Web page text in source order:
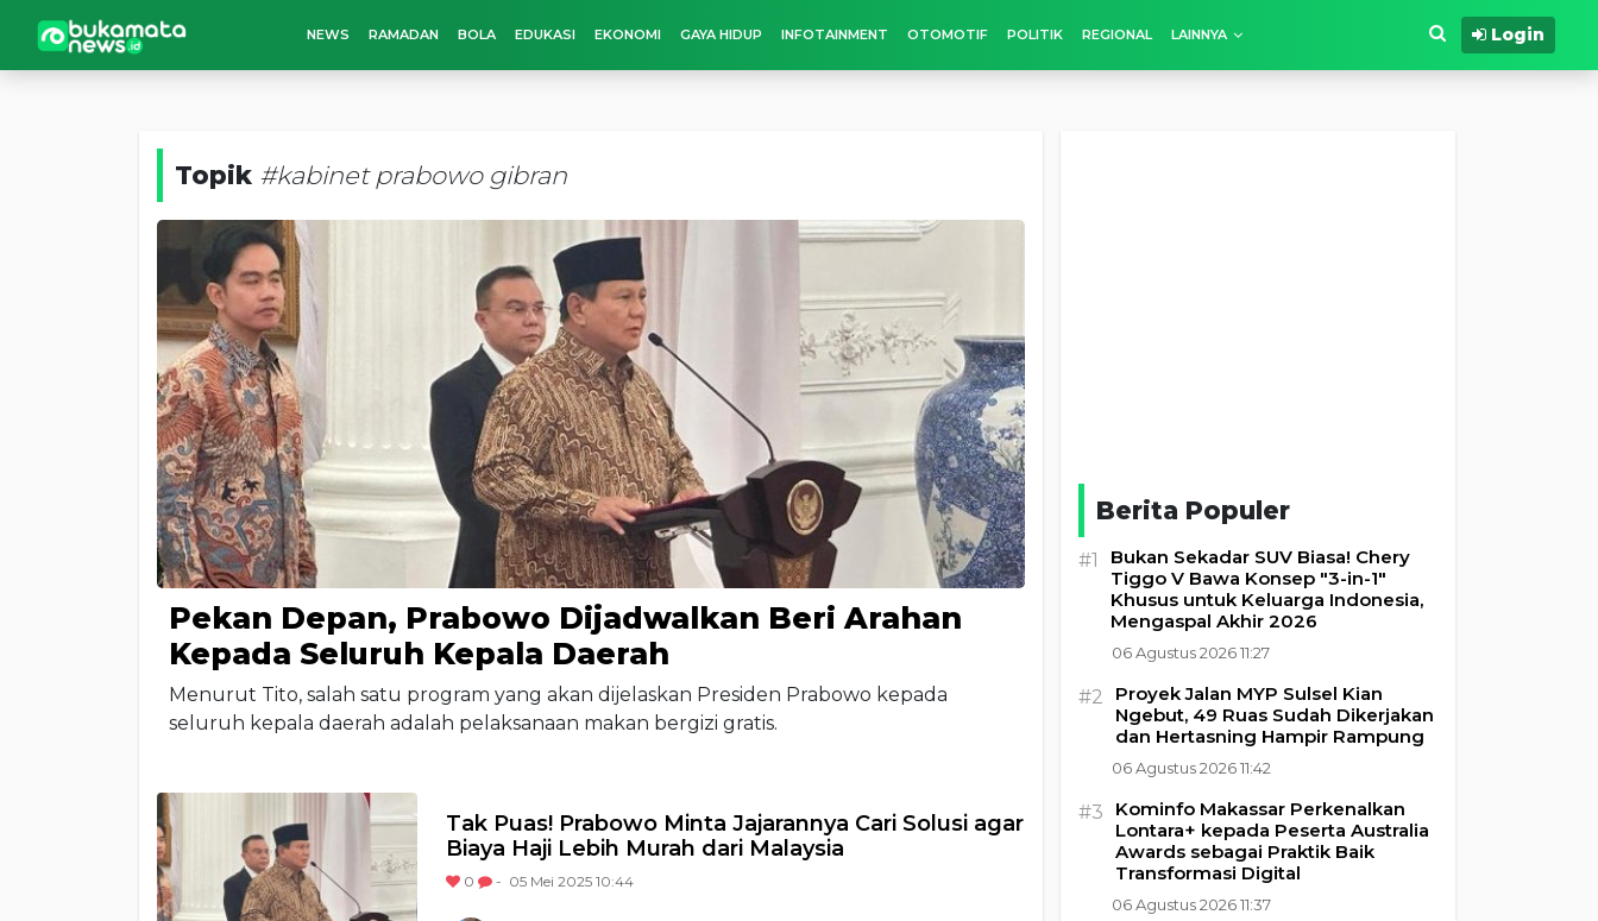
NEWS RAMADAN BOLA EDUKASI EKONOMI GAYA HIDUP INFOTAINMENT OTOMOTIF POLITIK REGIONAL LAINNYA Login
Topik #kabinet prabowo gibran
Pekan Depan, Prabowo Dijadwalkan Beri Arahan
Kepada Seluruh Kepala Daerah
Menurut Tito, salah satu program yang akan dijelaskan Presiden Prabowo kepada
seluruh kepala daerah adalah pelaksanaan makan bergizi gratis.
Tak Puas! Prabowo Minta Jajarannya Cari Solusi agar
Biaya Haji Lebih Murah dari Malaysia
0 - 05 Mei 2025 10:44
Berita Populer
#1
Bukan Sekadar SUV Biasa! Chery
Tiggo V Bawa Konsep "3-in-1"
Khusus untuk Keluarga Indonesia,
Mengaspal Akhir 2026
06 Agustus 2026 11:27
#2
Proyek Jalan MYP Sulsel Kian
Ngebut, 49 Ruas Sudah Dikerjakan
dan Hertasning Hampir Rampung
06 Agustus 2026 11:42
#3
Kominfo Makassar Perkenalkan
Lontara+ kepada Peserta Australia
Awards sebagai Praktik Baik
Transformasi Digital
06 Agustus 2026 11:37